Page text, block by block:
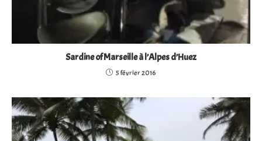
Sardine of Marseille à l’Alpes d’Huez
5 février 2016